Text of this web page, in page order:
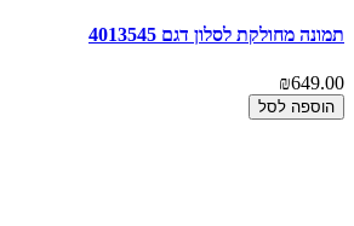
תמונה מחולקת לסלון דגם 4013545
₪649.00
הוספה לסל